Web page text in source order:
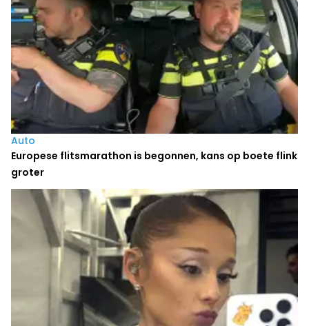
Auto
Europese flitsmarathon is begonnen, kans op boete flink
groter